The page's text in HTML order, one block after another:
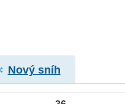
Nový sníh